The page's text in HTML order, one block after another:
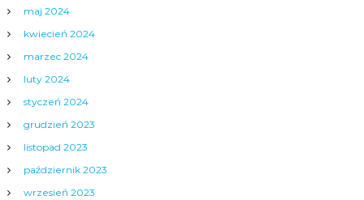
maj 2024
kwiecień 2024
marzec 2024
luty 2024
styczeń 2024
grudzień 2023
listopad 2023
październik 2023
wrzesień 2023